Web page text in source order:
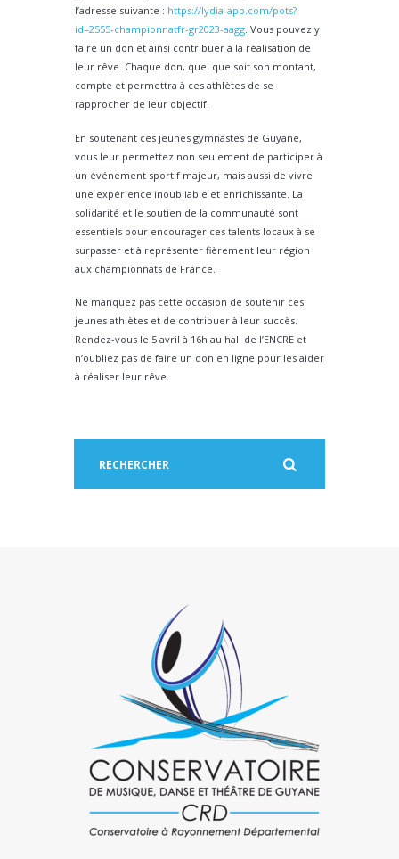
l’adresse suivante : https://lydia-app.com/pots?
id=2555-championnatfr-gr2023-aagg. Vous pouvez y
faire un don et ainsi contribuer à la réalisation de
leur rêve. Chaque don, quel que soit son montant,
compte et permettra à ces athlètes de se
rapprocher de leur objectif.
En soutenant ces jeunes gymnastes de Guyane,
vous leur permettez non seulement de participer à
un événement sportif majeur, mais aussi de vivre
une expérience inoubliable et enrichissante. La
solidarité et le soutien de la communauté sont
essentiels pour encourager ces talents locaux à se
surpasser et à représenter fièrement leur région
aux championnats de France.
Ne manquez pas cette occasion de soutenir ces
jeunes athlètes et de contribuer à leur succès.
Rendez-vous le 5 avril à 16h au hall de l’ENCRE et
n’oubliez pas de faire un don en ligne pour les aider
à réaliser leur rêve.